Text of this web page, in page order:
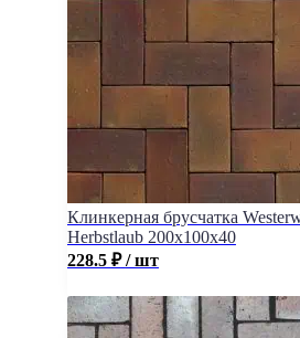
Клинкерная брусчатка
Herbstlaub 200x100x40
228.5 ₽ / шт